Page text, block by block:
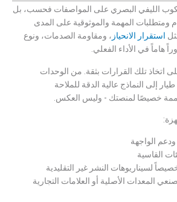
الليفي البصري على المواصفات فحسب، بل
ومتطلبات المهمة والموثوقية على المدى
استقرار الانحياز ، ومقاومة الصدمات، ونوع
هاماً في الأداء الفعلي.
اتخاذ تلك القرارات بثقة. من الوحدات
إلى النماذج عالية الدقة للملاحة
خصيصًا لمنصتك - وليس العكس.
الواجهة
القاسية
لسيناريوهات النشر غير التقليدية
المعدات الأصلية أو العلامات التجارية